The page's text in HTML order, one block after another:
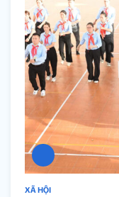
XÃ HỘI